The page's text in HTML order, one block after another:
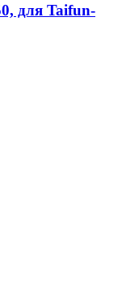
для Taifun-